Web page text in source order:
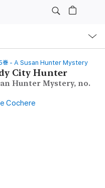
5巻 - A Susan Hunter Mystery
City Hunter
Hunter Mystery, no.
Cochere